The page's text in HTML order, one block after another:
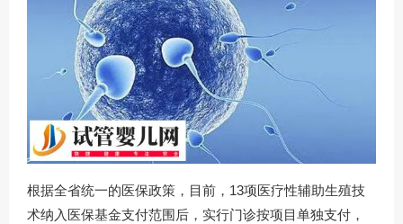
根据全省统一的医保政策，目前，13项医疗性辅助生殖技
术纳入医保基金支付范围后，实行门诊按项目单独支付，